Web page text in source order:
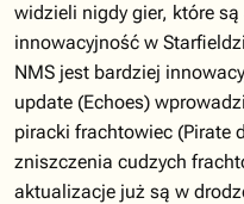
widzieli nigdy gier, które
innowacyjność w
NMS jest bardziej
update (Echoes)
piracki frachtowiec (Pirate
zniszczenia cudzych
aktualizacje już są w